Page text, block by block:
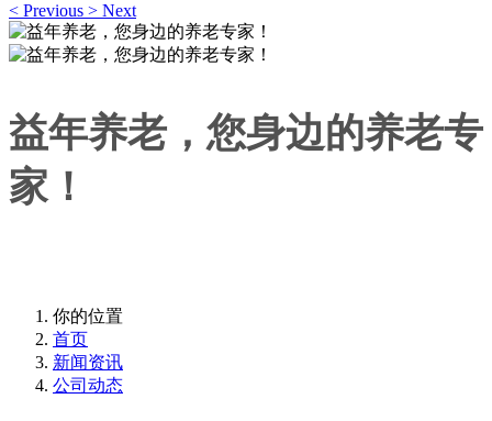
< Previous > Next
益年养老，您身边的养老专
家！
你的位置
首页
新闻资讯
公司动态